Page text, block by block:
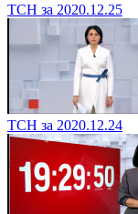
ТСН за 2020.12.25
ТСН за 2020.12.24